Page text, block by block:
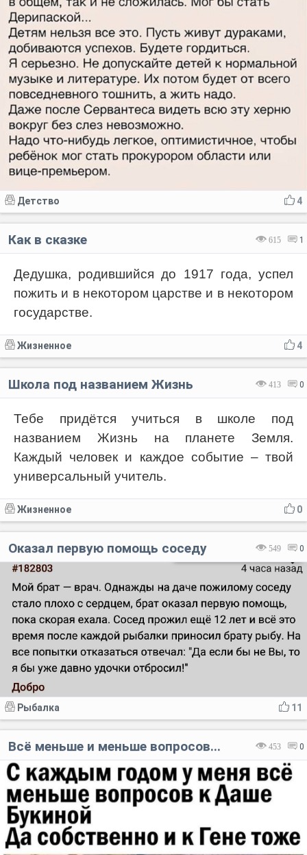
4
Детство
615 1
Как в сказке
Дедушка, родившийся до 1917 года, успел
пожить и в некотором царстве и в некотором
государстве.
4
Жизненное
413 0
Школа под названием Жизнь
Тебе придётся учиться в школе под
названием Жизнь на планете Земля.
Каждый человек и каждое событие – твой
универсальный учитель.
0
Жизненное
549 0
Оказал первую помощь соседу
11
Рыбалка
453 0
Всё меньше и меньше вопросов...